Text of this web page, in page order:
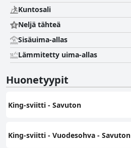
Kuntosali
Neljä tähteä
Sisäuima-allas
Lämmitetty uima-allas
Huonetyypit
King-sviitti - Savuton
King-sviitti - Vuodesohva - Savuton